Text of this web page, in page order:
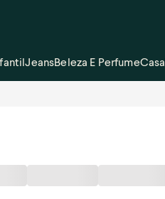
JeansBeleza E PerfumeCasa